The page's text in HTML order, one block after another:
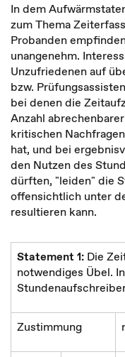
In dem
zum Thema
Probanden
unangenehm.
Unzufriedenen auf
bzw.
bei denen die
Anzahl
kritischen
hat, und bei
den Nutzen des
dürften, "leiden" die
offensichtlich unter
resultieren kann.
Statement 1: Die
notwendiges Übel.
Zustimmung